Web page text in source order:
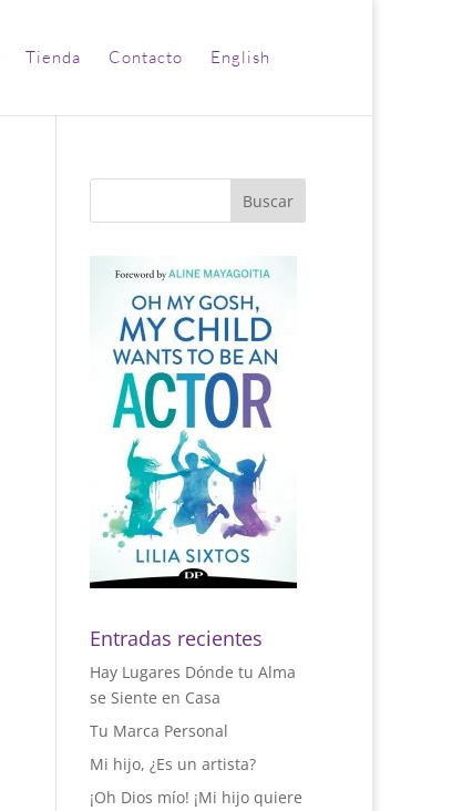
Tienda Contacto English
Entradas recientes
Hay Lugares Dónde tu Alma
se Siente en Casa
Tu Marca Personal
Mi hijo, ¿Es un artista?
¡Oh Dios mío! ¡Mi hijo quiere